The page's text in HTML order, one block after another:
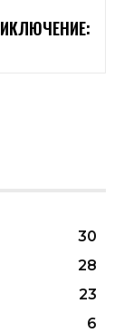
30
28
23
6